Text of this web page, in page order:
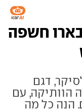
חשפה
דגם
הוותיקה, עם
הנה כל מה